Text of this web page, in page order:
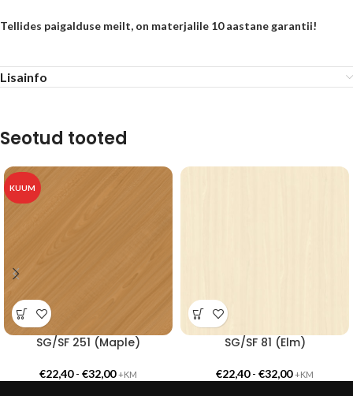
Tellides paigalduse meilt, on materjalile 10 aastane garantii!
Lisainfo
Seotud tooted
KUUM
SG/SF 251 (Maple)
€22,40- €32,00 +KM
SG/SF 81 (Elm)
€22,40- €32,00 +KM